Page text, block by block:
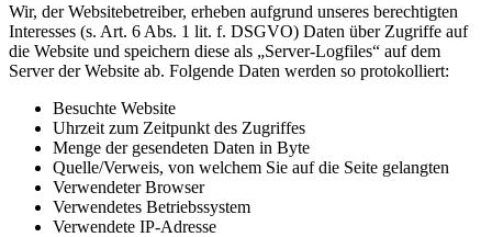
Wir, der Websitebetreiber, erheben aufgrund unseres berechtigten
Interesses (s. Art. 6 Abs. 1 lit. f. DSGVO) Daten über Zugriffe auf
die Website und speichern diese als „Server-Logfiles“ auf dem
Server der Website ab. Folgende Daten werden so protokolliert:
Besuchte Website
Uhrzeit zum Zeitpunkt des Zugriffes
Menge der gesendeten Daten in Byte
Quelle/Verweis, von welchem Sie auf die Seite gelangten
Verwendeter Browser
Verwendetes Betriebssystem
Verwendete IP-Adresse